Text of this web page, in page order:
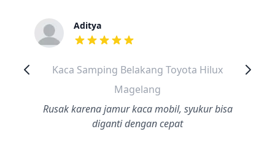
Aditya
dari ulasan adalah bintang lima
Kaca Samping Belakang Toyota Hilux
Magelang
Rusak karena jamur kaca mobil, syukur bisa
diganti dengan cepat